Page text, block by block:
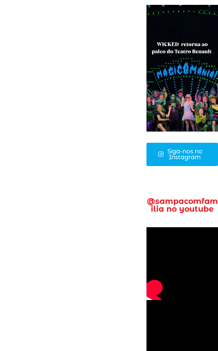
Siga-nos no
Instagram
@sampacomfam
ilia no youtube